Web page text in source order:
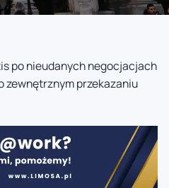
po nieudanych negocjacjach
przekazaniu